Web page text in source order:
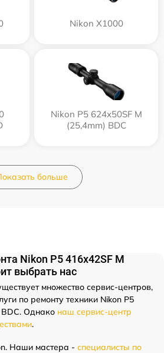
Nikon X1000
Nikon P5 624x50SF M
(25,4mm) BDC
больше
Nikon P5 416x42SF M
выбрать нас
множество сервис-центров,
по ремонту техники Nikon P5
BDC. Однако наш сервис-центр
.
Наши мастера - специалисты по